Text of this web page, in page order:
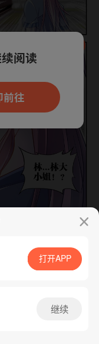
App免费看
免费看
打开APP
继续
开App新用
阅读
前往